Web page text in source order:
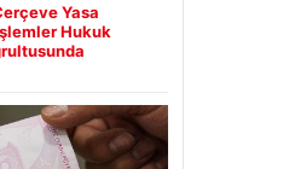
Yasa
Hukuk